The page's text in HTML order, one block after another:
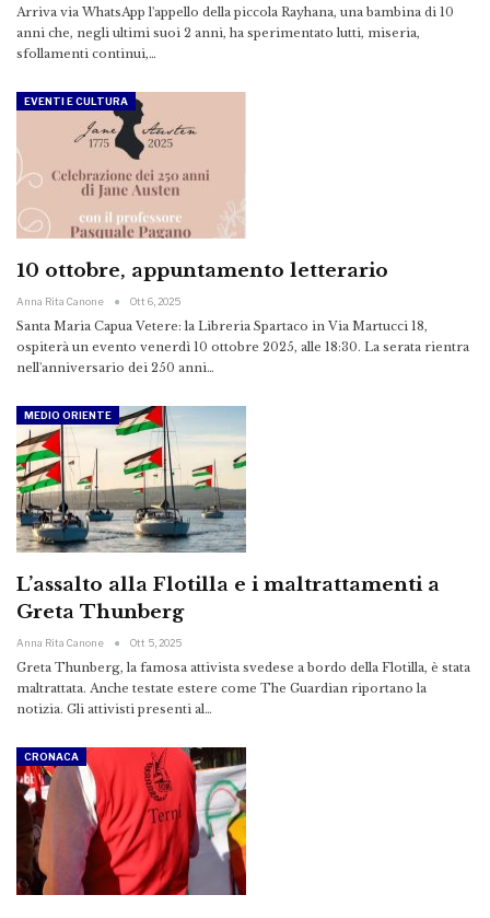
Arriva via WhatsApp l'appello della piccola Rayhana, una bambina di 10
anni che, negli ultimi suoi 2 anni, ha sperimentato lutti, miseria,
sfollamenti continui,…
EVENTI E CULTURA
10 ottobre, appuntamento letterario
Anna Rita Canone Ott 6, 2025
Santa Maria Capua Vetere: la Libreria Spartaco in Via Martucci 18,
ospiterà un evento venerdì 10 ottobre 2025, alle 18:30. La serata rientra
nell'anniversario dei 250 anni…
MEDIO ORIENTE
L’assalto alla Flotilla e i maltrattamenti a
Greta Thunberg
Anna Rita Canone Ott 5, 2025
Greta Thunberg, la famosa attivista svedese a bordo della Flotilla, è stata
maltrattata. Anche testate estere come The Guardian riportano la
notizia. Gli attivisti presenti al…
CRONACA